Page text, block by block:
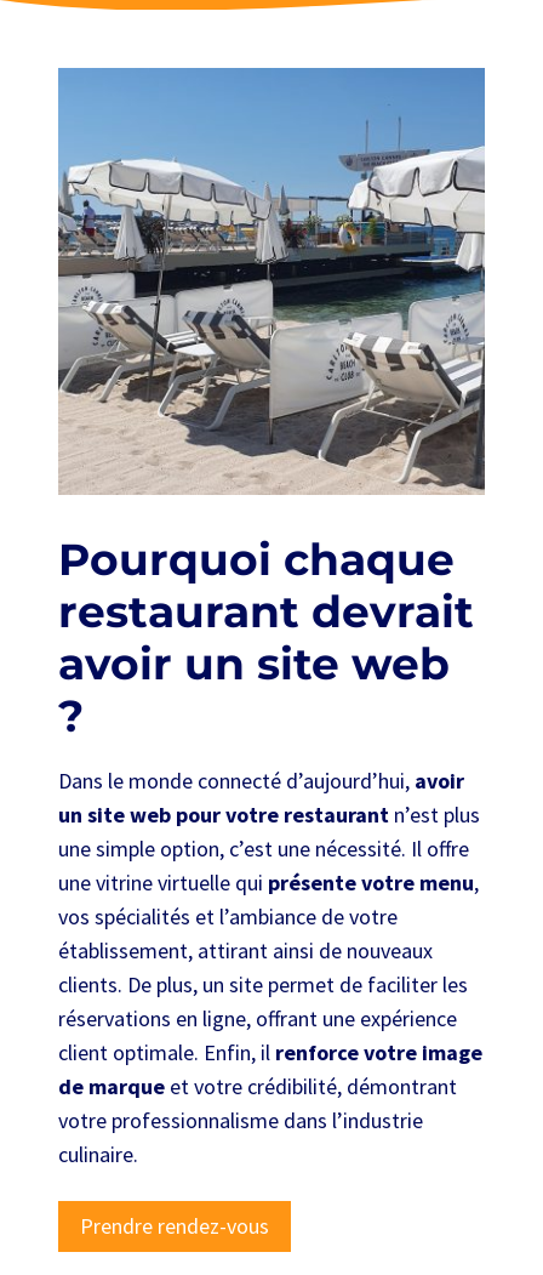
Pourquoi chaque
restaurant devrait
avoir un site web
?
Dans le monde connecté d’aujourd’hui, avoir
un site web pour votre restaurant n’est plus
une simple option, c’est une nécessité. Il offre
une vitrine virtuelle qui présente votre menu,
vos spécialités et l’ambiance de votre
établissement, attirant ainsi de nouveaux
clients. De plus, un site permet de faciliter les
réservations en ligne, offrant une expérience
client optimale. Enfin, il renforce votre image
de marque et votre crédibilité, démontrant
votre professionnalisme dans l’industrie
culinaire.
Prendre rendez-vous